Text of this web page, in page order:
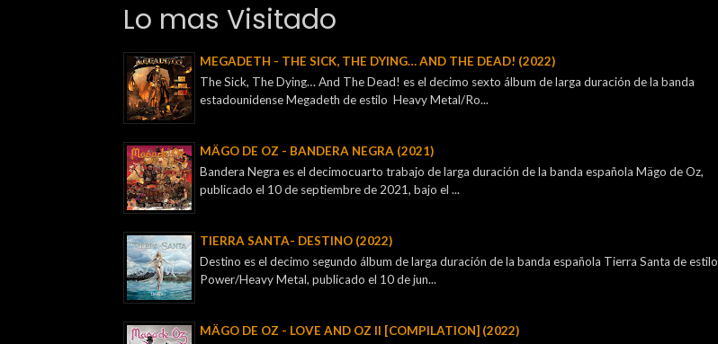
Lo mas Visitado
MEGADETH - THE SICK, THE DYING… AND THE DEAD! (2022)
The Sick, The Dying… And The Dead! es el decimo sexto álbum de larga duración de la banda
estadounidense Megadeth de estilo Heavy Metal/Ro...
MÄGO DE OZ - BANDERA NEGRA (2021)
Bandera Negra es el decimocuarto trabajo de larga duración de la banda española Mägo de Oz,
publicado el 10 de septiembre de 2021, bajo el ...
TIERRA SANTA- DESTINO (2022)
Destino es el decimo segundo álbum de larga duración de la banda española Tierra Santa de estilo
Power/Heavy Metal, publicado el 10 de jun...
MÄGO DE OZ - LOVE AND OZ II [COMPILATION] (2022)